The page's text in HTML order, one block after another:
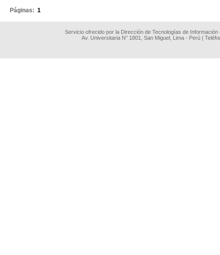
Páginas: 1
Servicio ofrecido por la Dirección de Tecnologías de
Av. Universitaria N° 1801, San Miguel, Lima - Perú |